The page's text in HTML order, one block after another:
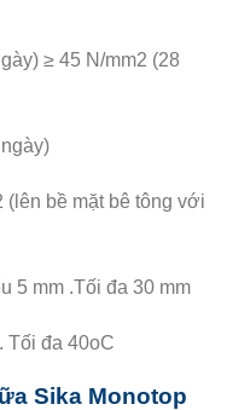
≥ 45 N/mm2 (28
bề mặt bê tông với
5 mm .Tối đa 30 mm
Tối đa 40oC
Sika Monotop